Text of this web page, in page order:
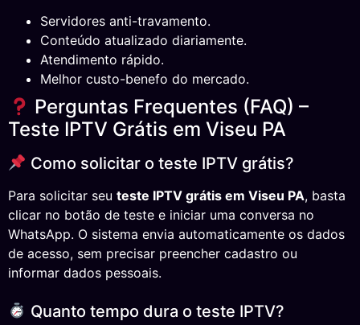
Servidores anti-travamento.
Conteúdo atualizado diariamente.
Atendimento rápido.
Melhor custo-benefo do mercado.
Perguntas Frequentes (FAQ) –
Teste IPTV Grátis em Viseu PA
Como solicitar o teste IPTV grátis?
Para solicitar seu teste IPTV grátis em Viseu PA, basta
clicar no botão de teste e iniciar uma conversa no
WhatsApp. O sistema envia automaticamente os dados
de acesso, sem precisar preencher cadastro ou
informar dados pessoais.
Quanto tempo dura o teste IPTV?